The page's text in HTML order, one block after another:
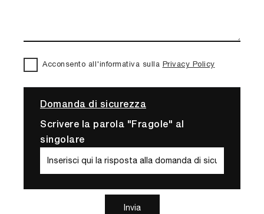
Acconsento all'informativa sulla Privacy Policy
Domanda di sicurezza
Scrivere la parola "Fragole" al
singolare
Invia